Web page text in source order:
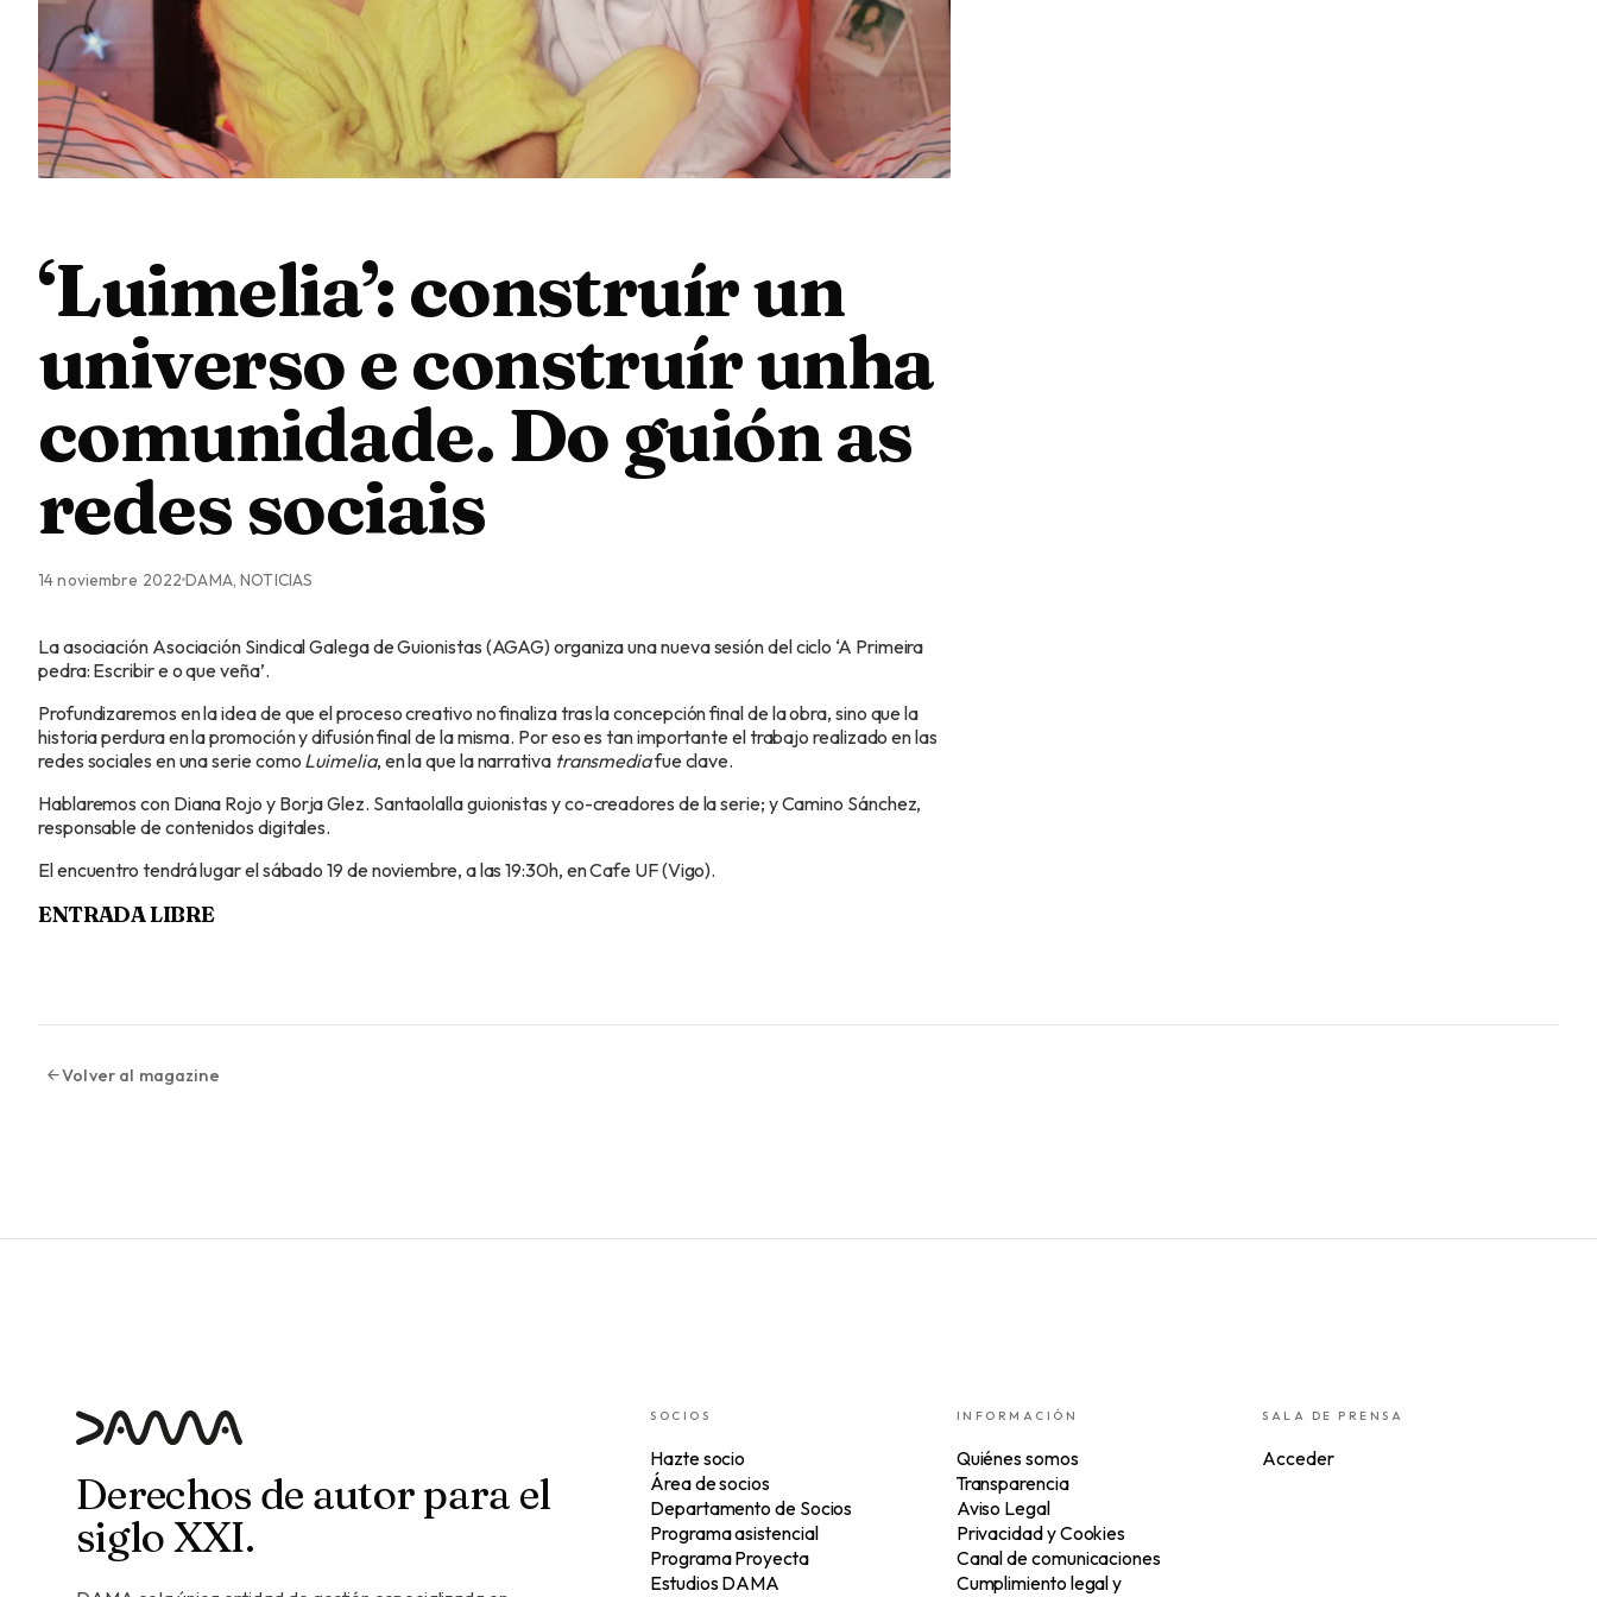
‘Luimelia’: construír un
universo e construír unha
comunidade. Do guión as
redes sociais
14 noviembre 2022DAMA, NOTICIAS
La asociación Asociación Sindical Galega de Guionistas (AGAG) organiza una nueva sesión del ciclo ‘A Primeira
pedra: Escribir e o que veña’.
Profundizaremos en la idea de que el proceso creativo no finaliza tras la concepción final de la obra, sino que la
historia perdura en la promoción y difusión final de la misma. Por eso es tan importante el trabajo realizado en las
redes sociales en una serie como Luimelia, en la que la narrativa transmediafue clave.
Hablaremos con Diana Rojo y Borja Glez. Santaolalla guionistas y co-creadores de la serie; y Camino Sánchez,
responsable de contenidos digitales.
El encuentro tendrá lugar el sábado 19 de noviembre, a las 19:30h, en Cafe UF (Vigo).
ENTRADA LIBRE
Volver al magazine
Derechos de autor para el
siglo XXI.
SOCIOS
Hazte socio
Área de socios
Departamento de Socios
Programa asistencial
Programa Proyecta
Estudios DAMA
INFORMACIÓN
Quiénes somos
Transparencia
Aviso Legal
Privacidad y Cookies
Canal de comunicaciones
Cumplimiento legal y
SALA DE PRENSA
Acceder